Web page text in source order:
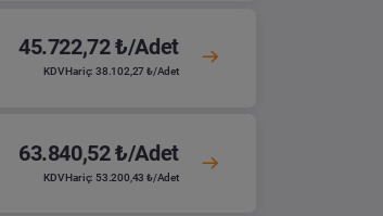
45.722,72 ₺/Adet
KDV Hariç: 38.102,27 ₺/Adet
63.840,52 ₺/Adet
KDV Hariç: 53.200,43 ₺/Adet